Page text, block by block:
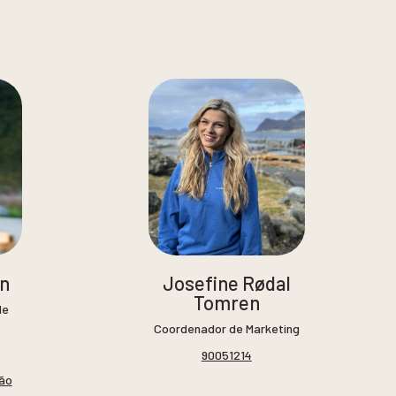
Josefine Rødal
Tomren
Coordenador de Marketing
90051214